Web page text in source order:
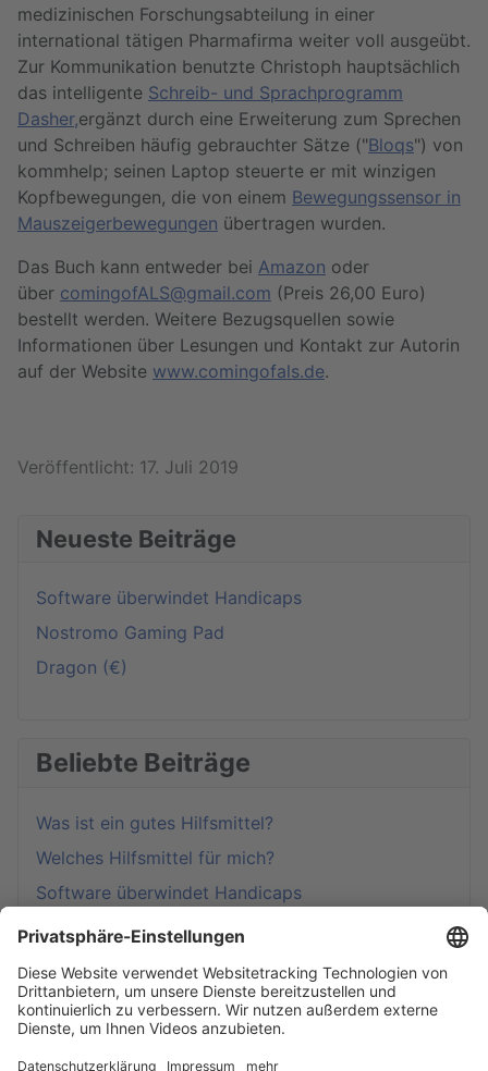
Start
medizinischen Forschungsabteilung in einer
international tätigen Pharmafirma weiter voll ausgeübt.
Zur Kommunikation benutzte Christoph hauptsächlich
das intelligente Schreib- und Sprachprogramm
Dasher,ergänzt durch eine Erweiterung zum Sprechen
und Schreiben häufig gebrauchter Sätze ("Bloqs") von
kommhelp; seinen Laptop steuerte er mit winzigen
Kopfbewegungen, die von einem Bewegungssensor in
Mauszeigerbewegungen übertragen wurden.
Das Buch kann entweder bei Amazon oder
über comingofALS@gmail.com (Preis 26,00 Euro)
bestellt werden. Weitere Bezugsquellen sowie
Informationen über Lesungen und Kontakt zur Autorin
auf der Website www.comingofals.de.
Details
Veröffentlicht: 17. Juli 2019
Neueste Beiträge
Software überwindet Handicaps
Nostromo Gaming Pad
Dragon (€)
Beliebte Beiträge
Was ist ein gutes Hilfsmittel?
Welches Hilfsmittel für mich?
Software überwindet Handicaps